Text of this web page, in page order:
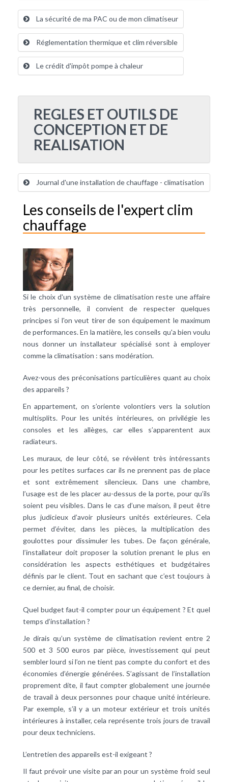
La sécurité de ma PAC ou de mon climatiseur
Réglementation thermique et clim réversible
Le crédit d'impôt pompe à chaleur
REGLES ET OUTILS DE
CONCEPTION ET DE
REALISATION
Journal d'une installation de chauffage - climatisation
Les conseils de l'expert clim
chauffage
Si le choix d'un système de climatisation reste une affaire
très personnelle, il convient de respecter quelques
principes si l'on veut tirer de son équipement le maximum
de performances. En la matière, les conseils qu'a bien voulu
nous donner un installateur spécialisé sont à employer
comme la climatisation : sans modération.
Avez-vous des préconisations particulières quant au choix
des appareils ?
En appartement, on s’oriente volontiers vers la solution
multisplits. Pour les unités intérieures, on privilégie les
consoles et les allèges, car elles s’apparentent aux
radiateurs.
Les muraux, de leur côté, se révèlent très intéressants
pour les petites surfaces car ils ne prennent pas de place
et sont extrêmement silencieux. Dans une chambre,
l’usage est de les placer au-dessus de la porte, pour qu’ils
soient peu visibles. Dans le cas d’une maison, il peut être
plus judicieux d’avoir plusieurs unités extérieures. Cela
permet d’éviter, dans les pièces, la multiplication des
goulottes pour dissimuler les tubes. De façon générale,
l’installateur doit proposer la solution prenant le plus en
considération les aspects esthétiques et budgétaires
définis par le client. Tout en sachant que c’est toujours à
ce dernier, au final, de choisir.
Quel budget faut-il compter pour un équipement ? Et quel
temps d’installation ?
Je dirais qu’un système de climatisation revient entre 2
500 et 3 500 euros par pièce, investissement qui peut
sembler lourd si l’on ne tient pas compte du confort et des
économies d’énergie générées. S’agissant de l’installation
proprement dite, il faut compter globalement une journée
de travail à deux personnes pour chaque unité intérieure.
Par exemple, s’il y a un moteur extérieur et trois unités
intérieures à installer, cela représente trois jours de travail
pour deux techniciens.
L’entretien des appareils est-il exigeant ?
Il faut prévoir une visite par an pour un système froid seul